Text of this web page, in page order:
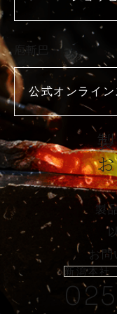
庖斬巴
公式オンライン
製
お問
新潟本社